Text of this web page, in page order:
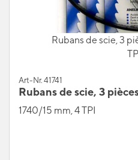
Rubans de scie, 3
Art-Nr. 41741
Rubans de scie, 3
1740/15 mm, 4 TPI